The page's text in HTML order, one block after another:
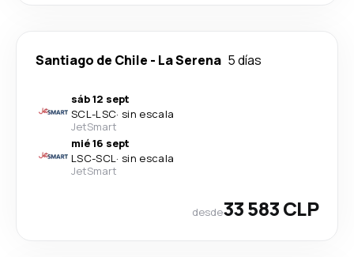
Santiago de Chile - La Serena 5 días
sáb 12 sept
SCL-LSC· sin escala
JetSmart
mié 16 sept
LSC-SCL· sin escala
JetSmart
desde33 583 CLP